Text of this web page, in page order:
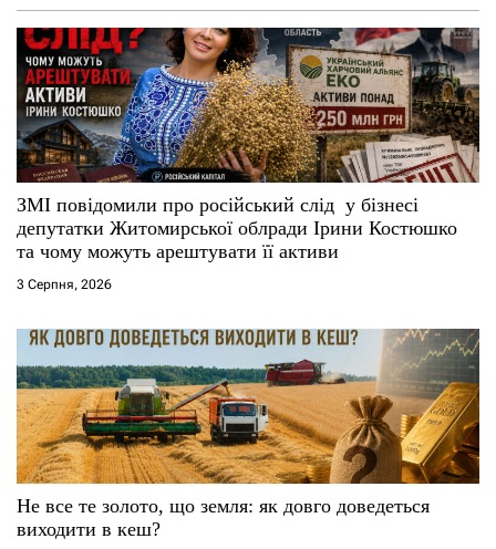
з
а
п
и
с
і
ЗМІ повідомили про російський слід у бізнесі
депутатки Житомирської облради Ірини Костюшко
та чому можуть арештувати її активи
3 Серпня, 2026
Не все те золото, що земля: як довго доведеться
виходити в кеш?